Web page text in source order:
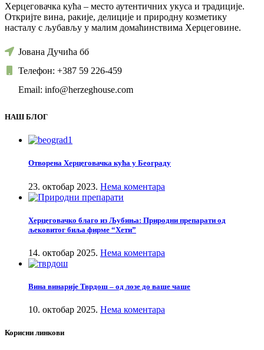
Херцеговачка кућа – место аутентичних укуса и традиције.
Откријте вина, ракије, делиције и природну козметику
насталу с љубављу у малим домаћинствима Херцеговине.
Јована Дучића бб
Телефон: +387 59 226-459
Email: info@herzeghouse.com
НАШ БЛОГ
Отворена Херцеговачка кућа у Београду
23. октобар 2023. Нема коментара
Херцеговачко благо из Љубиња: Природни препарати од
љековитог биља фирме “Хети”
14. октобар 2025. Нема коментара
Вина винарије Тврдош – од лозе до ваше чаше
10. октобар 2025. Нема коментара
Корисни линкови